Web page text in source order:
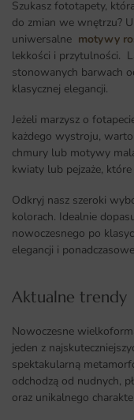
Szukasz fototapety,
do zmian we wnętrzu?
uniwersalne motywy
lekkości i przytulności.
stonowanych barwach
klasycznej elegancji.
Jeżeli marzysz o
każdego wystroju,
chmury lub motywy
kwiaty lub pejzaże,
Odkryj nasz szeroki
kolorach. Idealnie
nowoczesnego po
elegancji i
Aktualne trendy​
Nowoczesne
jeden z
spektakularną
odchodzą od nudnych,
oraz unikalnego